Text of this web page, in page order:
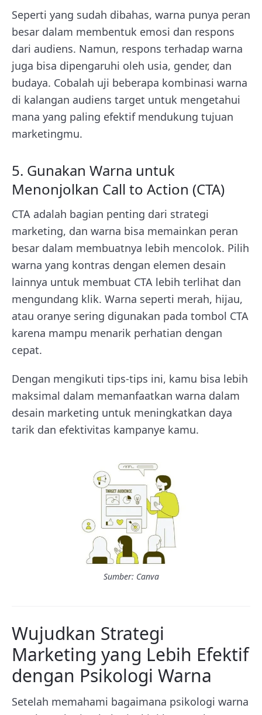
Seperti yang sudah dibahas, warna punya peran
besar dalam membentuk emosi dan respons
dari audiens. Namun, respons terhadap warna
juga bisa dipengaruhi oleh usia, gender, dan
budaya. Cobalah uji beberapa kombinasi warna
di kalangan audiens target untuk mengetahui
mana yang paling efektif mendukung tujuan
marketingmu.
5. Gunakan Warna untuk
Menonjolkan Call to Action (CTA)
CTA adalah bagian penting dari strategi
marketing, dan warna bisa memainkan peran
besar dalam membuatnya lebih mencolok. Pilih
warna yang kontras dengan elemen desain
lainnya untuk membuat CTA lebih terlihat dan
mengundang klik. Warna seperti merah, hijau,
atau oranye sering digunakan pada tombol CTA
karena mampu menarik perhatian dengan
cepat.
Dengan mengikuti tips-tips ini, kamu bisa lebih
maksimal dalam memanfaatkan warna dalam
desain marketing untuk meningkatkan daya
tarik dan efektivitas kampanye kamu.
Sumber: Canva
Wujudkan Strategi
Marketing yang Lebih Efektif
dengan Psikologi Warna
Setelah memahami bagaimana psikologi warna